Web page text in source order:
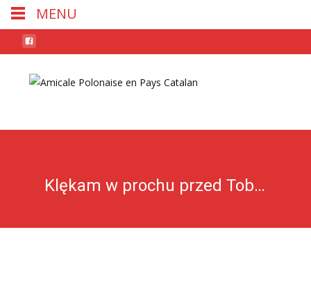
Klękam w prochu przed Tobą Warszawo.
MENU